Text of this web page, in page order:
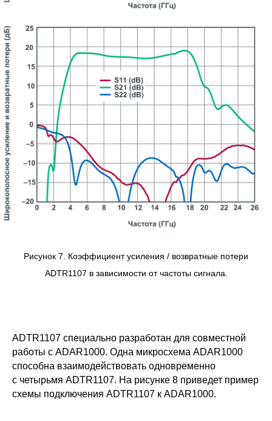
Рисунок 7. Коэффициент усиления / возвратные потери
ADTR1107 в зависимости от частоты сигнала.
ADTR1107 специально разработан для совместной
работы с ADAR1000. Одна микросхема ADAR1000
способна взаимодействовать одновременно
с четырьмя ADTR1107. На рисунке 8 приведет пример
схемы подключения ADTR1107 к ADAR1000.